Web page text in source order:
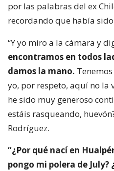
por las palabras del ex
recordando que había sido
“Y yo miro a la cámara y
encontramos en todos
damos la mano.
yo, por respeto, aquí no la
he sido muy generoso
estáis rasqueando,
Rodríguez.
“¿Por qué nací en
pongo mi polera de July?